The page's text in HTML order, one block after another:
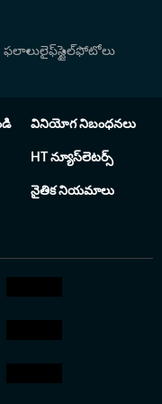
అకడమిక్స్ లో మంచి
ఫలాలులైఫ్‌స్టైల్ఫోటోలు
వినియోగ నిబంధనలు
HT న్యూస్‌లెటర్స్
నైతిక నియమాలు